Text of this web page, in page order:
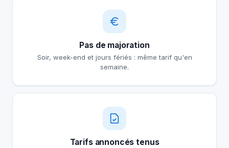
Pas de majoration
Soir, week-end et jours fériés : même tarif qu'en
semaine.
Tarifs annoncés tenus